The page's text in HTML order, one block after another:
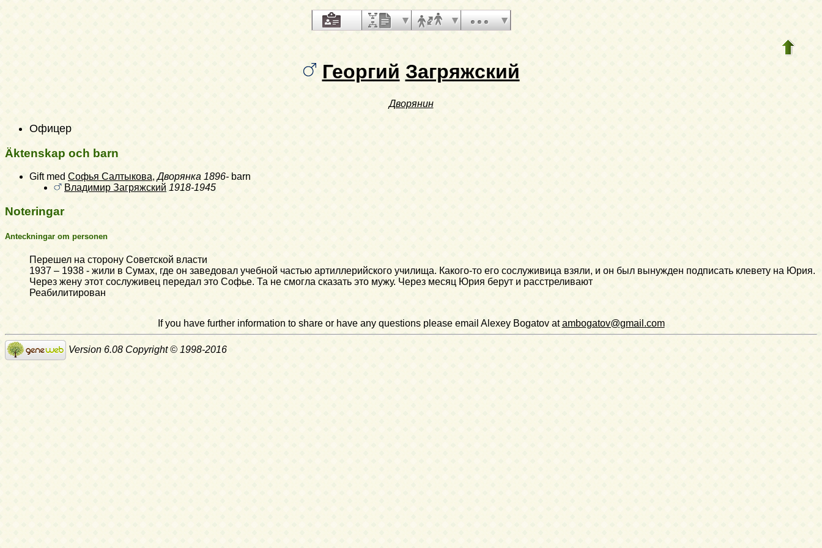
Георгий Загряжский
Дворянин
Офицер
Äktenskap och barn
Gift med Софья Салтыкова,Дворянка 1896- barn
Владимир Загряжский 1918-1945
Noteringar
Anteckningar om personen
Перешел на сторону Советской власти
1937 – 1938 - жили в Сумах, где он заведовал учебной частью артиллерийского училища. Какого-то его сослуживица взяли, и он был вынужден подписать клевету на Юрия.
Через жену этот сослуживец передал это Софье. Та не смогла сказать это мужу. Через месяц Юрия берут и расстреливают
Реабилитирован
If you have further information to share or have any questions please email Alexey Bogatov atambogatov@gmail.com
Version 6.08 Copyright © 1998-2016